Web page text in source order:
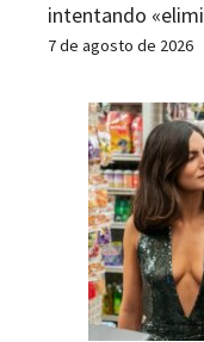
intentando
7 de agosto de 2026